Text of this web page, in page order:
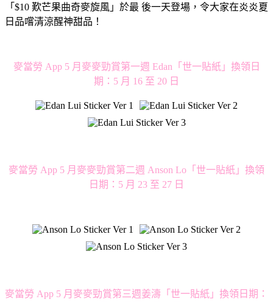
「$10 歎芒果曲奇麥旋風」於最 後一天登場，令大家在炎炎夏
日品嚐清涼醒神甜品！
麥當勞 App 5 月麥麥勁賞第一週 Edan「世一貼紙」換領日
期：5 月 16 至 20 日
麥當勞 App 5 月麥麥勁賞第二週 Anson Lo「世一貼紙」換領
日期：5 月 23 至 27 日
麥當勞 App 5 月麥麥勁賞第三週姜濤「世一貼紙」換領日期：